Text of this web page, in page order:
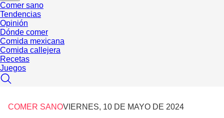
Comer sano
Tendencias
Opinión
Dónde comer
Comida mexicana
Comida callejera
Recetas
Juegos
COMER SANOVIERNES, 10 DE MAYO DE 2024